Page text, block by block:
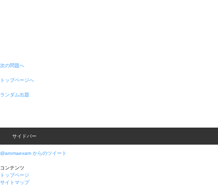
次の問題へ
トップページへ
ランダム出題
サイドバー
@aromaexam からのツイート
コンテンツ
トップページ
サイトマップ